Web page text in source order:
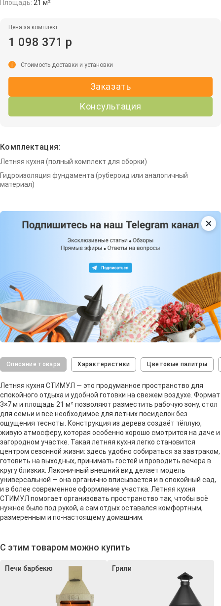
Площадь: 21 м²
Цена за комплект
1 098 371 р
Заказать
Консультация
i Стоимость доставки и установки
Комплектация:
Летняя кухня (полный комплект для сборки)
Гидроизоляция фундамента (рубероид или аналогичный
материал)
Описание товара Характеристики Цветовые палитры
Летняя кухня СТИМУЛ — это продуманное пространство для
спокойного отдыха и удобной готовки на свежем воздухе. Формат
3×7 м и площадь 21 м² позволяют разместить рабочую зону, стол
для семьи и всё необходимое для летних посиделок без
ощущения тесноты. Конструкция из дерева создаёт тёплую,
живую атмосферу, которая особенно хорошо смотрится на даче и
загородном участке. Такая летняя кухня легко становится
центром сезонной жизни: здесь удобно собираться за завтраком,
готовить на выходных, принимать гостей и проводить вечера в
кругу близких. Лаконичный внешний вид делает модель
универсальной — она органично вписывается и в спокойный сад,
и в более современное оформление участка. Летняя кухня
СТИМУЛ помогает организовать пространство так, чтобы всё
нужное было под рукой, а сам отдых оставался комфортным,
размеренным и по-настоящему домашним.
С этим товаром можно купить
Печи барбекю Грили